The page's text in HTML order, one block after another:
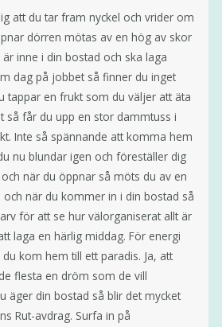
att du tar fram nyckel och vrider om
dörren mötas av en hög av skor
inne i din bostad och ska laga
dag på jobbet så finner du inget
tappar en frukt som du väljer att äta
så får du upp en stor dammtuss i
Inte så spännande att komma hem
nu blundar igen och föreställer dig
när du öppnar så möts du av en
när du kommer in i din bostad så
för att se hur välorganiserat allt är
laga en härlig middag. För energi
kom hem till ett paradis. Ja, att
flesta en dröm som de vill
äger din bostad så blir det mycket
Rut-avdrag. Surfa in på